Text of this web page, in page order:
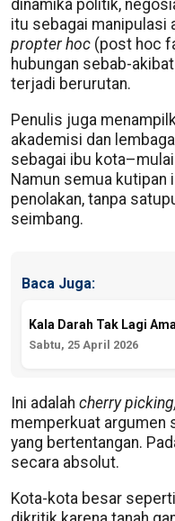
dinamika politik,
itu sebagai manipulasi
propter hoc (post hoc
hubungan sebab-
terjadi berurutan.
Penulis juga
akademisi dan
sebagai ibu kota–mulai
Namun semua kutipan
penolakan, tanpa
seimbang.
Baca Juga:
Kala Darah Tak Lagi
Sabtu, 25 April 2026
Ini adalah cherry picking,
memperkuat argumen
yang bertentangan.
secara absolut.
Kota-kota besar